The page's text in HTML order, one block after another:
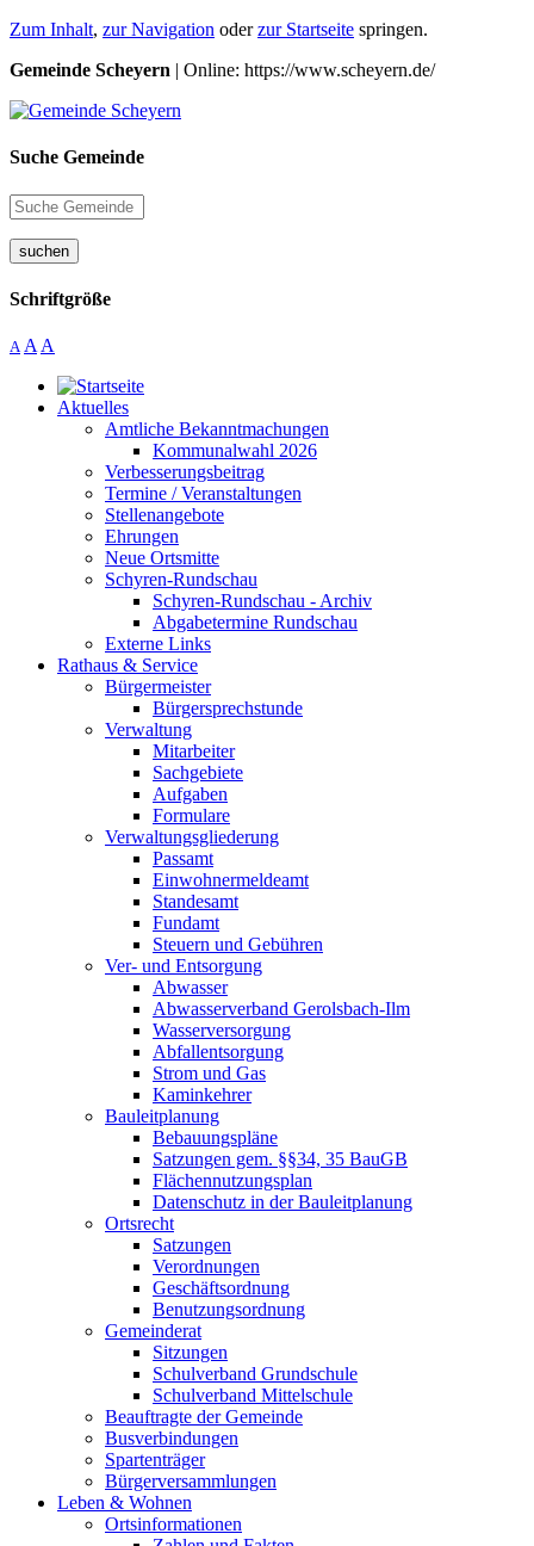
Zum Inhalt, zur Navigation oderzur Startseite springen.
Gemeinde Scheyern | Online: https://www.scheyern.de/
Suche Gemeinde
suchen
Schriftgröße
A A A
Aktuelles
Amtliche Bekanntmachungen
Kommunalwahl 2026
Verbesserungsbeitrag
Termine / Veranstaltungen
Stellenangebote
Ehrungen
Neue Ortsmitte
Schyren-Rundschau
Schyren-Rundschau - Archiv
Abgabetermine Rundschau
Externe Links
Rathaus & Service
Bürgermeister
Bürgersprechstunde
Verwaltung
Mitarbeiter
Sachgebiete
Aufgaben
Formulare
Verwaltungsgliederung
Passamt
Einwohnermeldeamt
Standesamt
Fundamt
Steuern und Gebühren
Ver- und Entsorgung
Abwasser
Abwasserverband Gerolsbach-Ilm
Wasserversorgung
Abfallentsorgung
Strom und Gas
Kaminkehrer
Bauleitplanung
Bebauungspläne
Satzungen gem. §§34, 35 BauGB
Flächennutzungsplan
Datenschutz in der Bauleitplanung
Ortsrecht
Satzungen
Verordnungen
Geschäftsordnung
Benutzungsordnung
Gemeinderat
Sitzungen
Schulverband Grundschule
Schulverband Mittelschule
Beauftragte der Gemeinde
Busverbindungen
Spartenträger
Bürgerversammlungen
Leben & Wohnen
Ortsinformationen